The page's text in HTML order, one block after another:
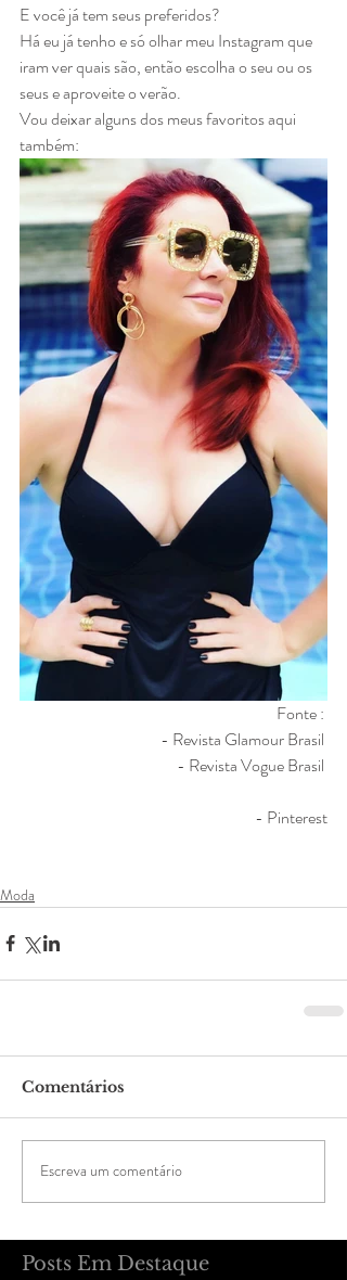
E você já tem seus preferidos?
Há eu já tenho e só olhar meu Instagram que
iram ver quais são, então escolha o seu ou os
seus e aproveite o verão.
Vou deixar alguns dos meus favoritos aqui
também:
Fonte :
- Revista Glamour Brasil
- Revista Vogue Brasil
- Pinterest
Moda
Comentários
Escreva um comentário
Posts Em Destaque